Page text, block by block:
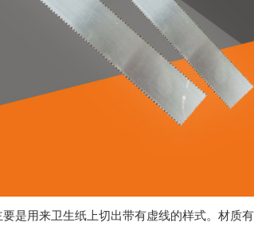
是用来卫生纸上切出带有虚线的样式。材质